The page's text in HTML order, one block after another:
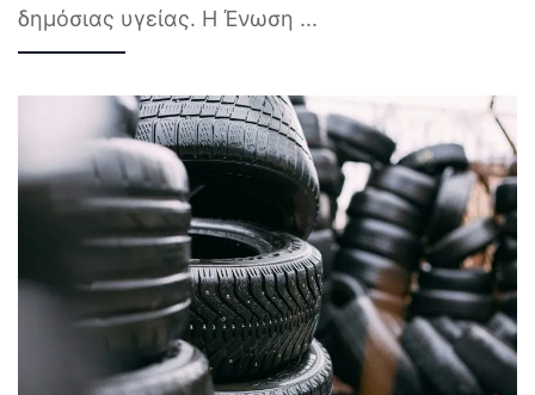
δημόσιας υγείας. Η Ένωση ...